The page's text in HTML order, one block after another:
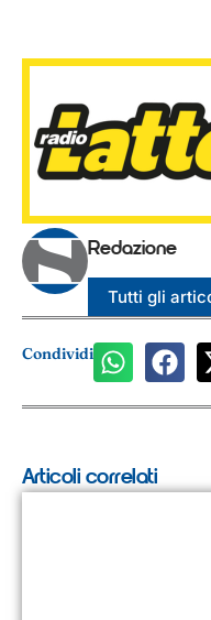
Redazione
Tutti gli
Condividi
Articoli correlati